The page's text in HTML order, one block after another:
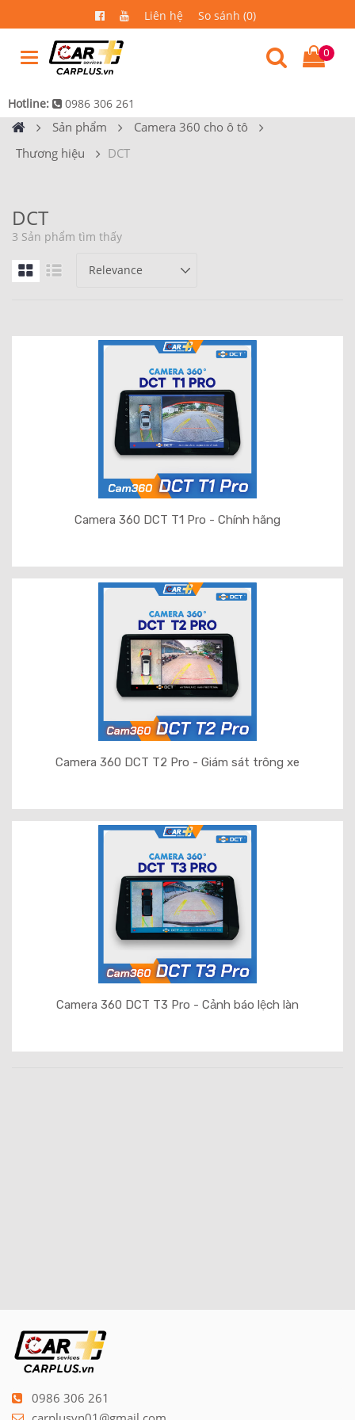
Liên hệ So sánh (0)
0
Hotline: 0986 306 261
Sản phẩm
Camera 360 cho ô tô
Thương hiệu
DCT
DCT
3 Sản phẩm tìm thấy
Camera 360 DCT T1 Pro - Chính hãng
Camera 360 DCT T2 Pro - Giám sát trông xe
Camera 360 DCT T3 Pro - Cảnh báo lệch làn
0986 306 261